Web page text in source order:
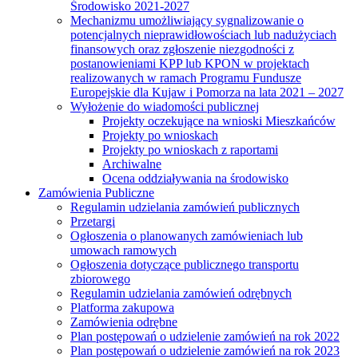
Środowisko 2021-2027
Mechanizmu umożliwiający sygnalizowanie o
potencjalnych nieprawidłowościach lub nadużyciach
finansowych oraz zgłoszenie niezgodności z
postanowieniami KPP lub KPON w projektach
realizowanych w ramach Programu Fundusze
Europejskie dla Kujaw i Pomorza na lata 2021 – 2027
Wyłożenie do wiadomości publicznej
Projekty oczekujące na wnioski Mieszkańców
Projekty po wnioskach
Projekty po wnioskach z raportami
Archiwalne
Ocena oddziaływania na środowisko
Zamówienia Publiczne
Regulamin udzielania zamówień publicznych
Przetargi
Ogłoszenia o planowanych zamówieniach lub
umowach ramowych
Ogłoszenia dotyczące publicznego transportu
zbiorowego
Regulamin udzielania zamówień odrębnych
Platforma zakupowa
Zamówienia odrębne
Plan postępowań o udzielenie zamówień na rok 2022
Plan postępowań o udzielenie zamówień na rok 2023